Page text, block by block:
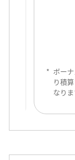
* ボー
り積
なりま